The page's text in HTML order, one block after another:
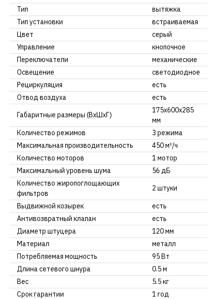
Тип
вытяжка
Тип установки
встраиваемая
Цвет
серый
Управление
кнопочное
Переключатели
механические
Освещение
светодиодное
Рециркуляция
есть
Отвод воздуха
есть
Габаритные размеры (ВхШхГ)
175х600х285
мм
Количество режимов
3 режима
Максимальная производительность
450 м³/ч
Количество моторов
1 мотор
Максимальный уровень шума
56 дБ
Количество жиропоглощающих
фильтров
2 штуки
Выдвижной козырек
есть
Антивозвратный клапан
есть
Диаметр штуцера
120 мм
Материал
металл
Потребляемая мощность
95 Вт
Длина сетевого шнура
0.5 м
Вес
5.5 кг
Срок гарантии
1 год